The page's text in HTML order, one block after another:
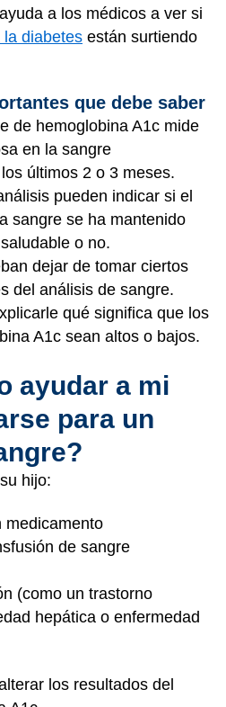
a los médicos a ver si
la diabetes están surtiendo
que debe saber
de hemoglobina A1c mide
en la sangre
últimos 2 o 3 meses.
pueden indicar si el
sangre se ha mantenido
o no.
dejar de tomar ciertos
del análisis de sangre.
qué significa que los
A1c sean altos o bajos.
ayudar a mi
para un
hijo:
medicamento
de sangre
(como un trastorno
hepática o enfermedad
los resultados del